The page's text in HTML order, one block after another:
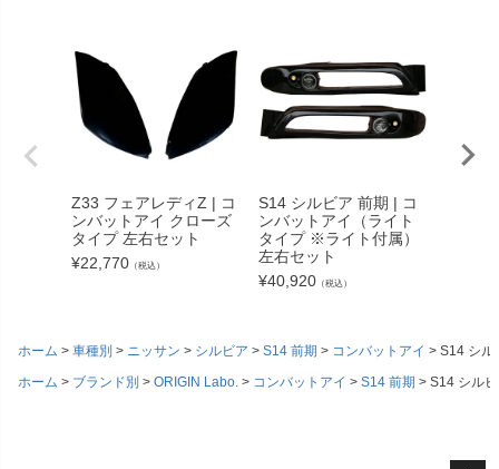
Z33 フェアレディZ | コ
ンバットアイ クローズ
タイプ 左右セット
¥22,770 （税込）
S14 シルビア 前期 | コ
ンバットアイ（ライト
タイプ ※ライト付属）
左右セット
¥40,920 （税込）
ホーム 車種別 ニッサン シルビア S14 前期 コンバットアイ
S14 シル
ホーム
ブランド別 ORIGIN Labo. コンバットアイ S14 前期 S14 シル